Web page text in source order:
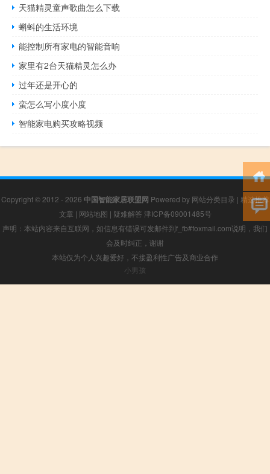
天猫精灵童声歌曲怎么下载
蝌蚪的生活环境
能控制所有家电的智能音响
家里有2台天猫精灵怎么办
过年还是开心的
蛮怎么写小度小度
智能家电购买攻略视频
Copyright © 2012 - 2026 中国智能家居联盟网 Powered by 网站分类目录 | 精选推荐
文章 | 网站地图 | 疑难解答 津ICP备09001485号
声明：本站内容来自互联网，如信息有错误可发邮件到f_fb#foxmail.com说明，我们
会及时纠正，谢谢
本站仅为个人兴趣爱好，不接盈利性广告及商业合作
小男孩